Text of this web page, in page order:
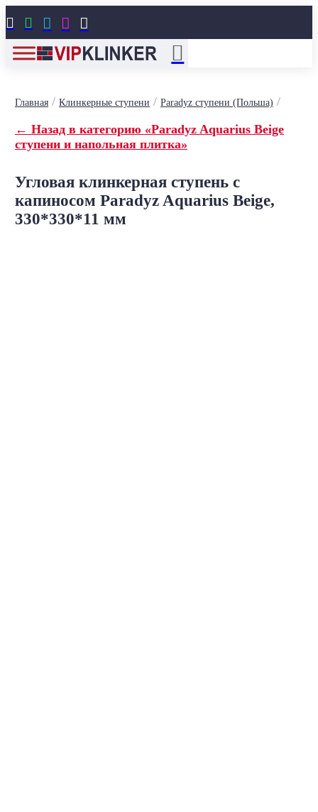
    
Главная/ Клинкерные ступени / Paradyz ступени (Польша) /
← Назад в категорию «Paradyz Aquarius Beige
ступени и напольная плитка»
Угловая клинкерная ступень с
капиносом Paradyz Aquarius Beige,
330*330*11 мм